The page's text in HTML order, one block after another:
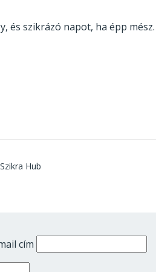
és szikrázó napot, ha épp mész.
Hub
cím